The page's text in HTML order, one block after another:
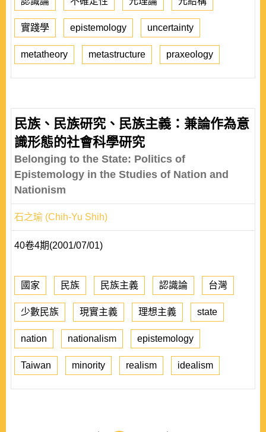
實踐學 epistemology uncertainty
metatheory metastructure praxeology
民族、民族研究、民族主義：兼論作為意
識形態的社會科學研究
Belonging to the State: Politics of
Epistemology in the Studies of Nation and
Nationism
石之瑜 (Chih-Yu Shih)
40卷4期(2001/07/01)
國家 民族 民族主義 認識論 台灣
少數民族 現實主義 理想主義 state
nation nationalism epistemology
Taiwan minority realism idealism